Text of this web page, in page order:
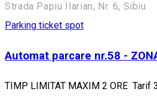
Strada Papiu Ilarian, Nr. 6, Sibiu
Parking ticket spot
Automat parcare nr.58 -
TIMP LIMITAT MAXIM 2 ORE